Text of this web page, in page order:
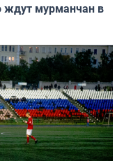
ждут мурманчан в